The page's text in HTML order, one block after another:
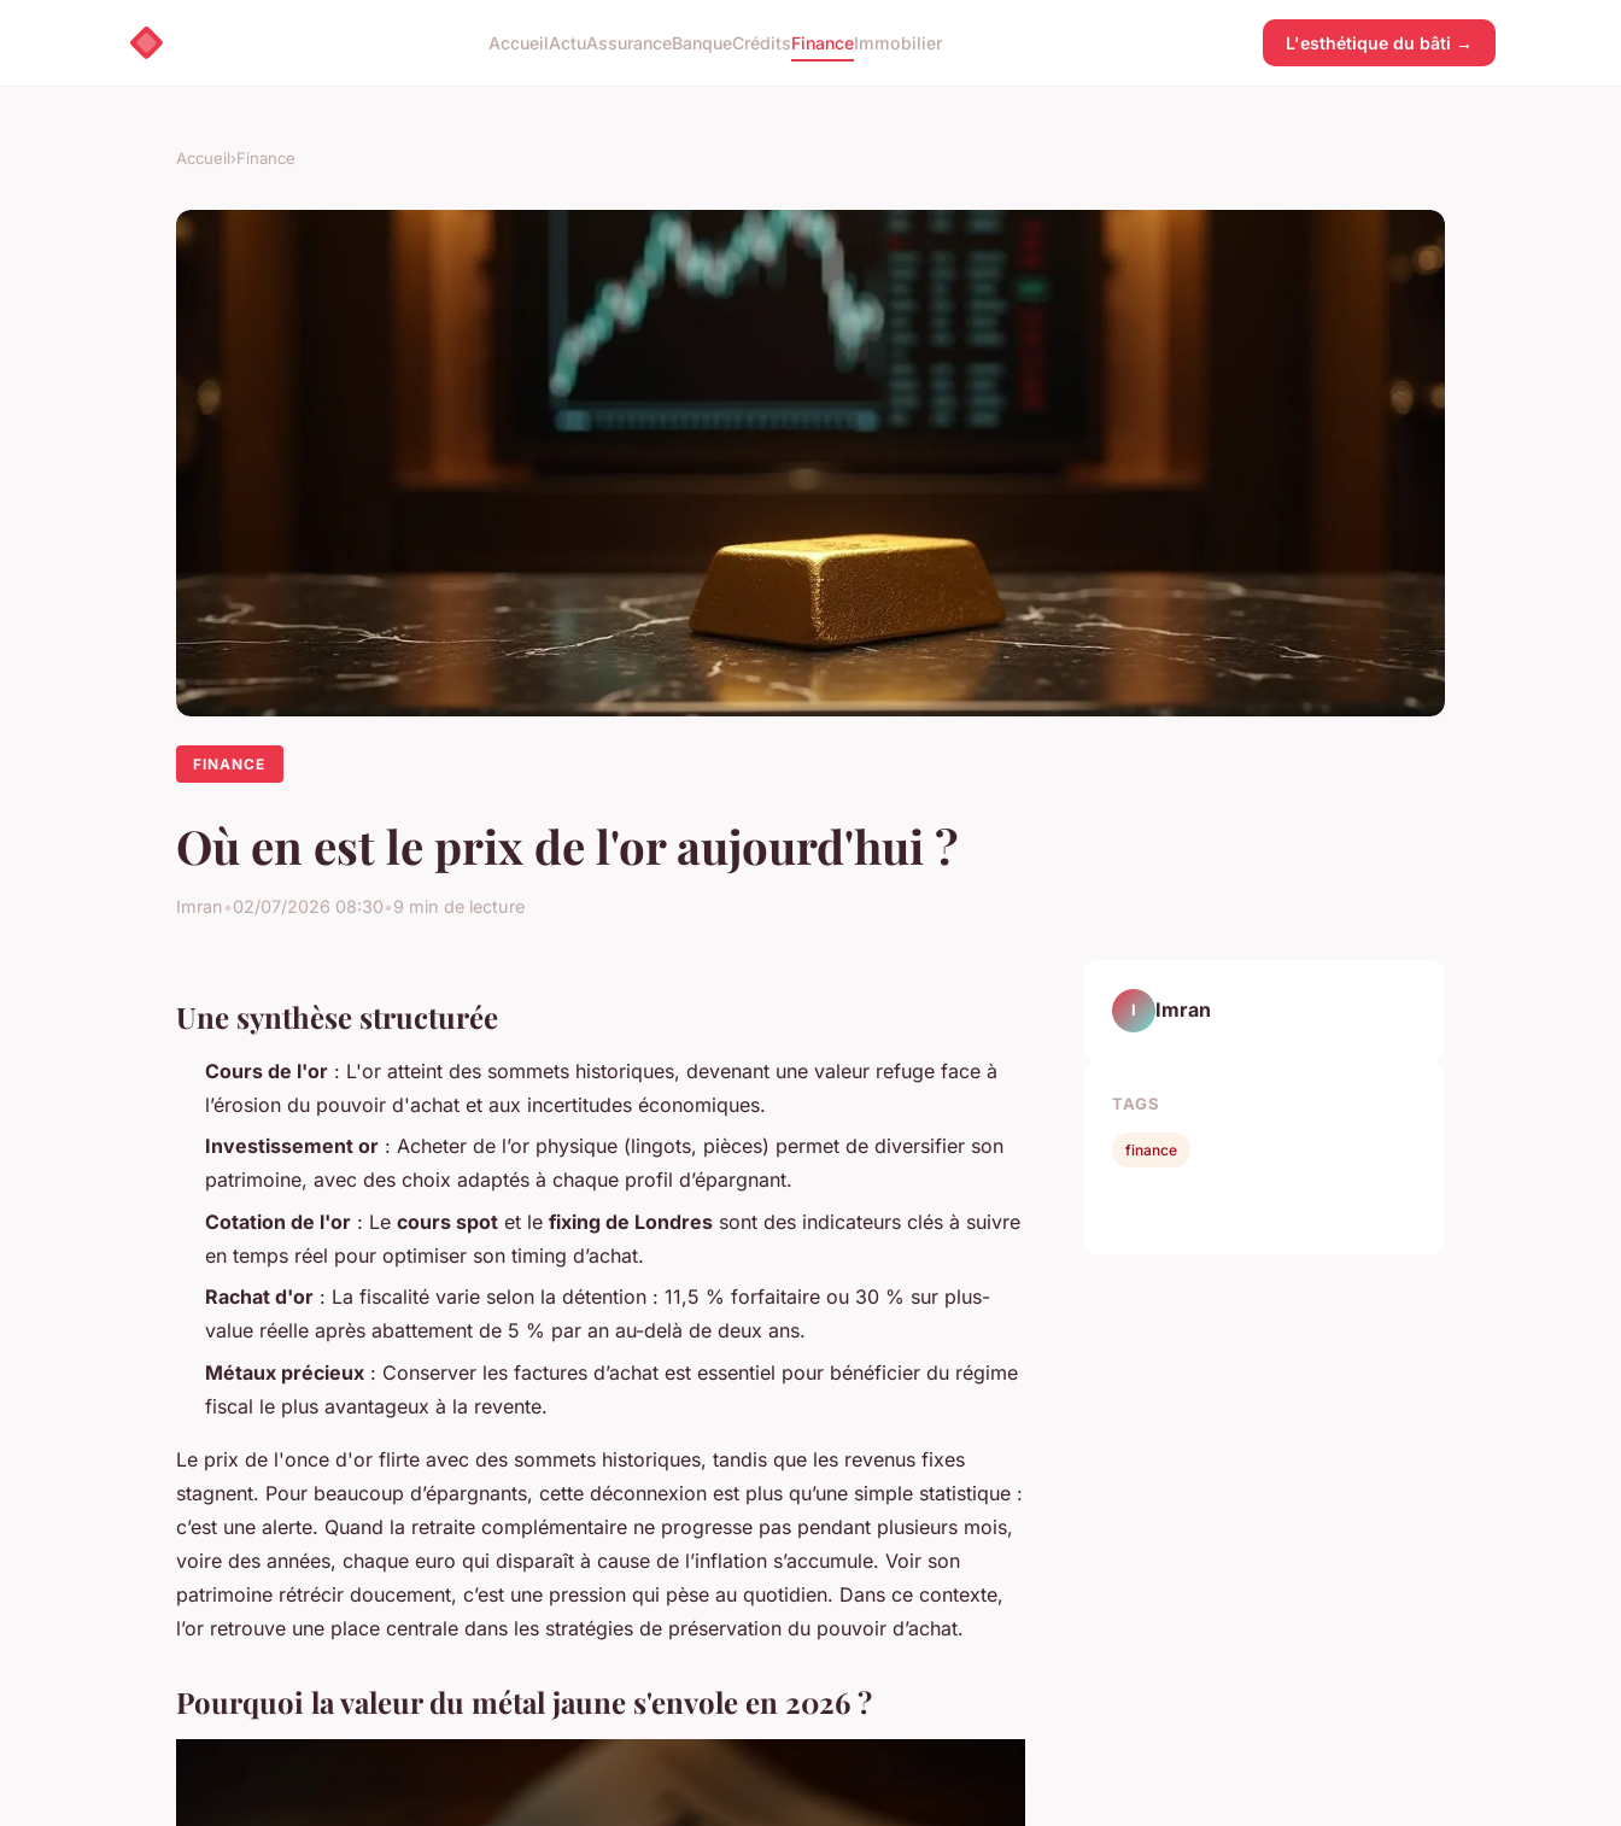
AccueilActuAssuranceBanqueCréditsFinanceImmobilier L'esthétique du bâti →
Accueil›Finance
FINANCE
Où en est le prix de l'or aujourd'hui ?
Imran•02/07/2026 08:30•9 min de lecture
Une synthèse structurée
Cours de l'or : L'or atteint des sommets historiques, devenant une valeur refuge face à
l’érosion du pouvoir d'achat et aux incertitudes économiques.
Investissement or : Acheter de l’or physique (lingots, pièces) permet de diversifier son
patrimoine, avec des choix adaptés à chaque profil d’épargnant.
Cotation de l'or : Le cours spot et le fixing de Londres sont des indicateurs clés à suivre
en temps réel pour optimiser son timing d’achat.
Rachat d'or : La fiscalité varie selon la détention : 11,5 % forfaitaire ou 30 % sur plus-
value réelle après abattement de 5 % par an au-delà de deux ans.
Métaux précieux : Conserver les factures d’achat est essentiel pour bénéficier du régime
fiscal le plus avantageux à la revente.
Le prix de l'once d'or flirte avec des sommets historiques, tandis que les revenus fixes
stagnent. Pour beaucoup d’épargnants, cette déconnexion est plus qu’une simple statistique :
c’est une alerte. Quand la retraite complémentaire ne progresse pas pendant plusieurs mois,
voire des années, chaque euro qui disparaît à cause de l’inflation s’accumule. Voir son
patrimoine rétrécir doucement, c’est une pression qui pèse au quotidien. Dans ce contexte,
l’or retrouve une place centrale dans les stratégies de préservation du pouvoir d’achat.
Pourquoi la valeur du métal jaune s'envole en 2026 ?
I Imran
TAGS
finance